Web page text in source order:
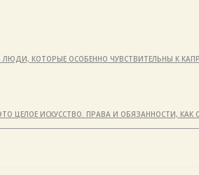
ЛЮДИ, КОТОРЫЕ ОСОБЕННО ЧУВСТВИТЕЛЬНЫ К
ЦЕЛОЕ ИСКУССТВО. ПРАВА И ОБЯЗАННОСТИ,